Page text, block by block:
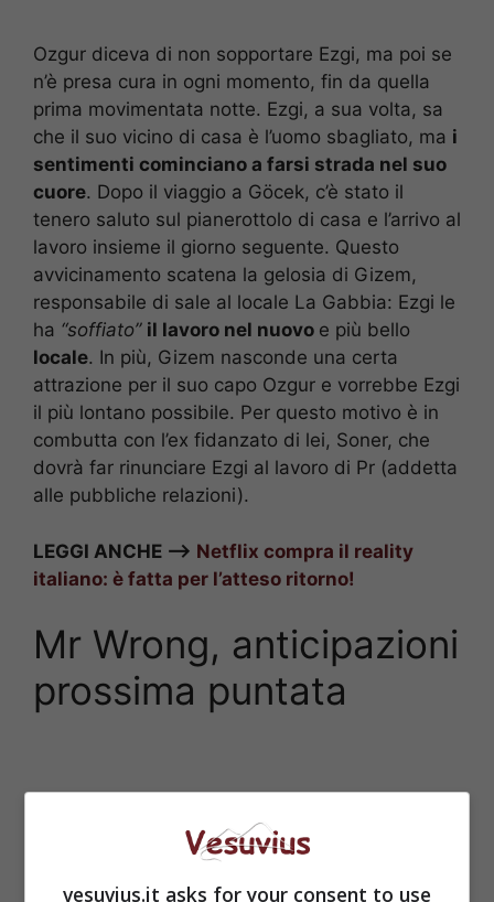
Ozgur diceva di non sopportare Ezgi, ma poi se
n’è presa cura in ogni momento, fin da quella
prima movimentata notte. Ezgi, a sua volta, sa
che il suo vicino di casa è l’uomo sbagliato, ma i
sentimenti cominciano a farsi strada nel suo
cuore. Dopo il viaggio a Göcek, c’è stato il
tenero saluto sul pianerottolo di casa e l’arrivo al
lavoro insieme il giorno seguente. Questo
avvicinamento scatena la gelosia di Gizem,
responsabile di sale al locale La Gabbia: Ezgi le
ha “soffiato” il lavoro nel nuovo e più bello
locale. In più, Gizem nasconde una certa
attrazione per il suo capo Ozgur e vorrebbe Ezgi
il più lontano possibile. Per questo motivo è in
combutta con l’ex fidanzato di lei, Soner, che
dovrà far rinunciare Ezgi al lavoro di Pr (addetta
alle pubbliche relazioni).
LEGGI ANCHE –> Netflix compra il reality
italiano: è fatta per l’atteso ritorno!
Mr Wrong, anticipazioni
prossima puntata
vesuvius.it asks for your consent to use